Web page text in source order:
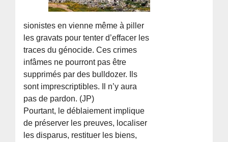
sionistes en vienne même à piller
les gravats pour tenter d’effacer les
traces du génocide. Ces crimes
infâmes ne pourront pas être
supprimés par des bulldozer. Ils
sont imprescriptibles. Il n’y aura
pas de pardon. (JP)
Pourtant, le déblaiement implique
de préserver les preuves, localiser
les disparus, restituer les biens,